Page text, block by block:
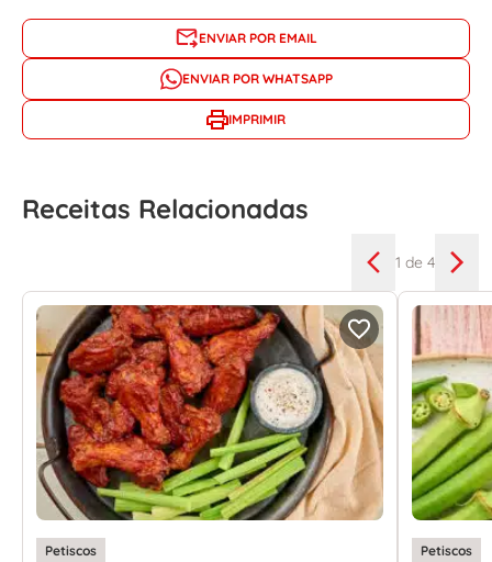
ENVIAR POR EMAIL
ENVIAR POR WHATSAPP
IMPRIMIR
Receitas Relacionadas
1 de 4
Petiscos Petiscos